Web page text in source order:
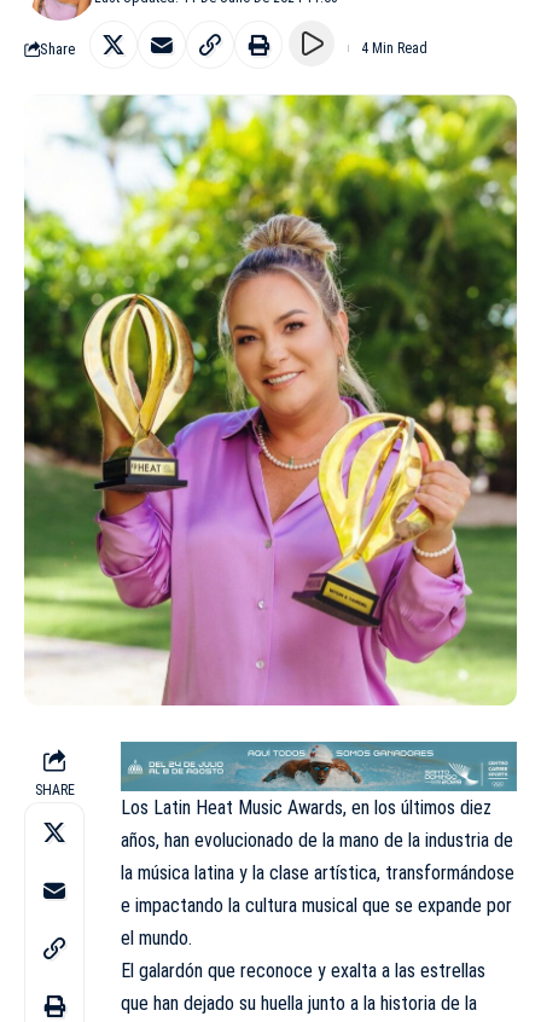
Share 4 Min Read
SHARE
Los Latin Heat Music Awards, en los últimos diez
años, han evolucionado de la mano de la industria de
la música latina y la clase artística, transformándose
e impactando la cultura musical que se expande por
el mundo.
El galardón que reconoce y exalta a las estrellas
que han dejado su huella junto a la historia de la